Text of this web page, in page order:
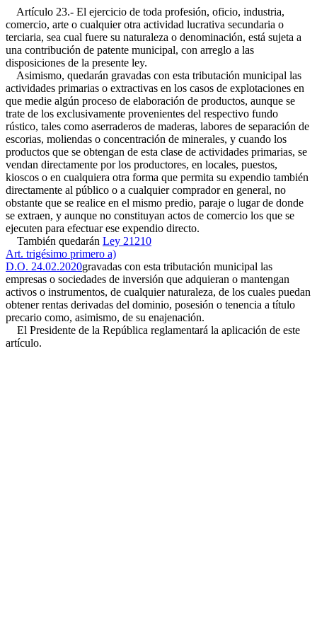
Artículo 23.- El ejercicio de toda profesión, oficio, industria,
comercio, arte o cualquier otra actividad lucrativa secundaria o
terciaria, sea cual fuere su naturaleza o denominación, está sujeta a
una contribución de patente municipal, con arreglo a las
disposiciones de la presente ley.
Asimismo, quedarán gravadas con esta tributación municipal las
actividades primarias o extractivas en los casos de explotaciones en
que medie algún proceso de elaboración de productos, aunque se
trate de los exclusivamente provenientes del respectivo fundo
rústico, tales como aserraderos de maderas, labores de separación de
escorias, moliendas o concentración de minerales, y cuando los
productos que se obtengan de esta clase de actividades primarias, se
vendan directamente por los productores, en locales, puestos,
kioscos o en cualquiera otra forma que permita su expendio también
directamente al público o a cualquier comprador en general, no
obstante que se realice en el mismo predio, paraje o lugar de donde
se extraen, y aunque no constituyan actos de comercio los que se
ejecuten para efectuar ese expendio directo.
También quedarán Ley 21210
Art. trigésimo primero a)
D.O. 24.02.2020gravadas con esta tributación municipal las
empresas o sociedades de inversión que adquieran o mantengan
activos o instrumentos, de cualquier naturaleza, de los cuales puedan
obtener rentas derivadas del dominio, posesión o tenencia a título
precario como, asimismo, de su enajenación.
El Presidente de la República reglamentará la aplicación de este
artículo.